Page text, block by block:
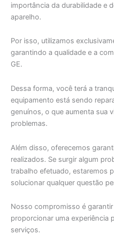
importância da durabilidade e
aparelho.
Por isso, utilizamos
garantindo a qualidade e a
GE.
Dessa forma, você terá a
equipamento está sendo
genuínos, o que aumenta sua
problemas.
Além disso, oferecemos
realizados. Se surgir algum
trabalho efetuado, estaremos
solucionar qualquer questão
Nosso compromisso é
proporcionar uma experiência
serviços.